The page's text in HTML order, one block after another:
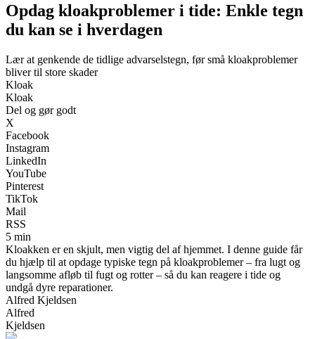
Opdag kloakproblemer i tide: Enkle tegn
du kan se i hverdagen
Lær at genkende de tidlige advarselstegn, før små kloakproblemer
bliver til store skader
Kloak
Kloak
Del og gør godt
X
Facebook
Instagram
LinkedIn
YouTube
Pinterest
TikTok
Mail
RSS
5 min
Kloakken er en skjult, men vigtig del af hjemmet. I denne guide får
du hjælp til at opdage typiske tegn på kloakproblemer – fra lugt og
langsomme afløb til fugt og rotter – så du kan reagere i tide og
undgå dyre reparationer.
Alfred Kjeldsen
Alfred
Kjeldsen